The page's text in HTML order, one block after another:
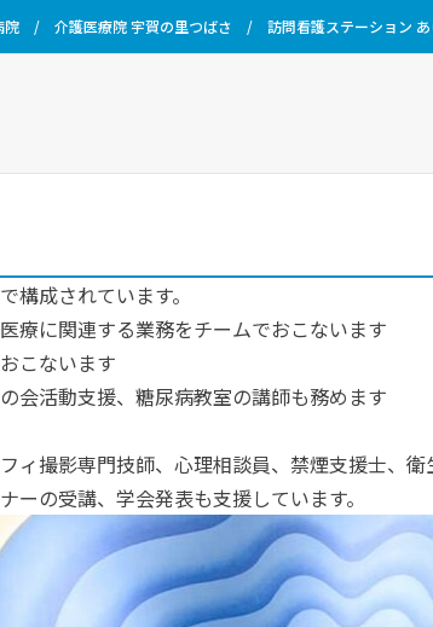
院 / 介護医療院 宇賀の里つばさ / 訪問看護ステーション
成されています。
療に関連する業務をチームでおこないます
こないます
会活動支援、糖尿病教室の講師も務めます
ィ撮影専門技師、心理相談員、禁煙支援士、
の受講、学会発表も支援しています。